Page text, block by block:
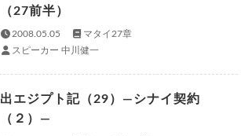
（27前半）
2008.05.05
マタイ27章
スピーカー 中川健一
出エジプト記（29）—シナイ契約
（２）—